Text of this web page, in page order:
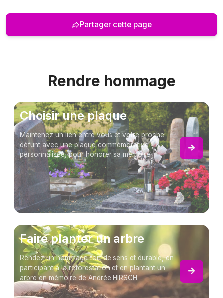
Partager cette page
Rendre hommage
Choisir une plaque
Maintenez un lien entre vous et votre proche
défunt avec une plaque commémorative
personnalisée, pour honorer sa mémoire.
Faire planter un arbre
Rendez un hommage fort de sens et durable, en
participant à la reforestation et en plantant un
arbre en mémoire de Andrée HIRSCH.